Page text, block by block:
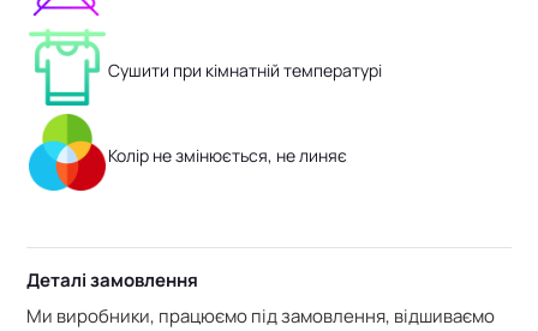
Сушити при кімнатній температурі
Колір не змінюється, не линяє
Деталі замовлення
Ми виробники, працюємо під замовлення, відшиваємо